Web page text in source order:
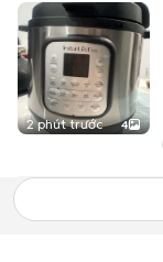
2 phút trước 4